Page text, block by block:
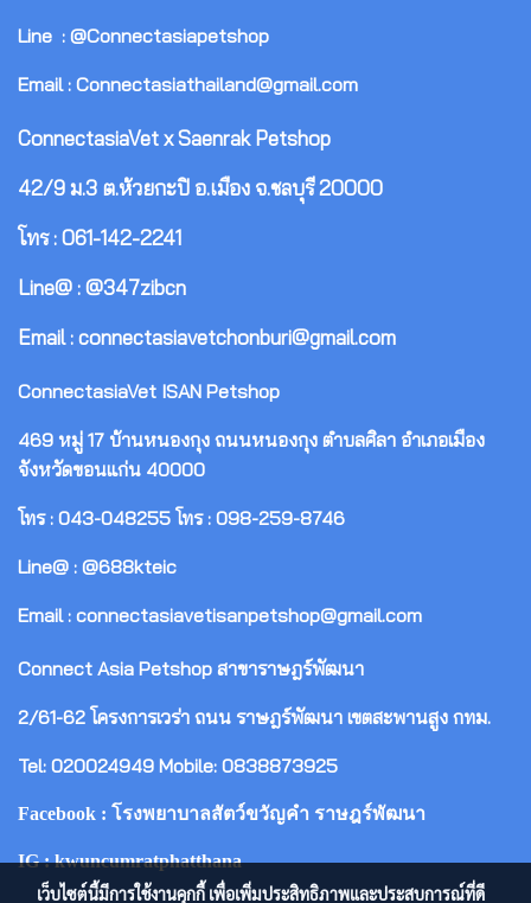
Line : @Connectasiapetshop
Email : Connectasiathailand@gmail.com
ConnectasiaVet x Saenrak Petshop
42/9 ม.3 ต.ห้วยกะปิ อ.เมือง จ.ชลบุรี 20000
โทร : 061-142-2241
Line@ : @347zibcn
Email : connectasiavetchonburi@gmail.com
ConnectasiaVet ISAN Petshop
469 หมู่ 17 บ้านหนองกุง ถนนหนองกุง ตำบลศิลา อำเภอเมือง
จังหวัดขอนแก่น 40000
โทร : 043-048255 โทร : 098-259-8746
Line@ : @688kteic
Email : connectasiavetisanpetshop@gmail.com
Connect Asia Petshop สาขาราษฎร์พัฒนา
2/61-62 โครงการเวร่า ถนน ราษฎร์พัฒนา เขตสะพานสูง กทม.
Tel: 020024949 Mobile: 0838873925
Facebook : โรงพยาบาลสัตว์ขวัญคำ ราษฎร์พัฒนา
IG : kwuncumratphatthana
เว็บไซต์นี้มีการใช้งานคุกกี้ เพื่อเพิ่มประสิทธิภาพและประสบการณ์ที่ดี